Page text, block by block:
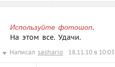
Используйте фотошоп.
На этом все. Удачи.
Написал sashario 18.11.10 в 10:03